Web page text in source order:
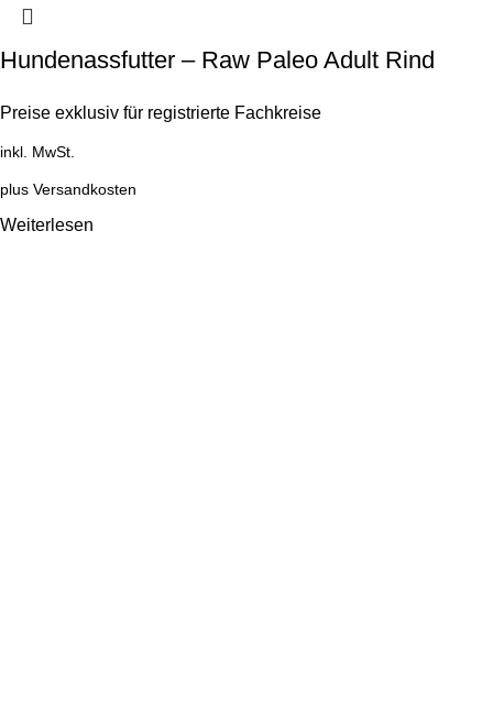
Hundenassfutter – Raw Paleo Adult Rind
Preise exklusiv für registrierte Fachkreise
inkl. MwSt.
plus Versandkosten
Weiterlesen